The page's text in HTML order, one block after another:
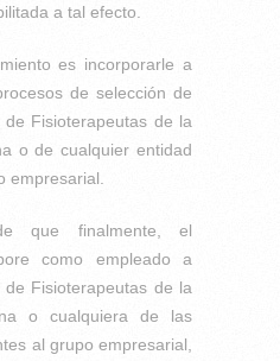
a tal efecto.
es incorporarle a
de selección de
Fisioterapeutas de la
o de cualquier entidad
empresarial.
que finalmente, el
como empleado a
Fisioterapeutas de la
o cualquiera de las
al grupo empresarial,